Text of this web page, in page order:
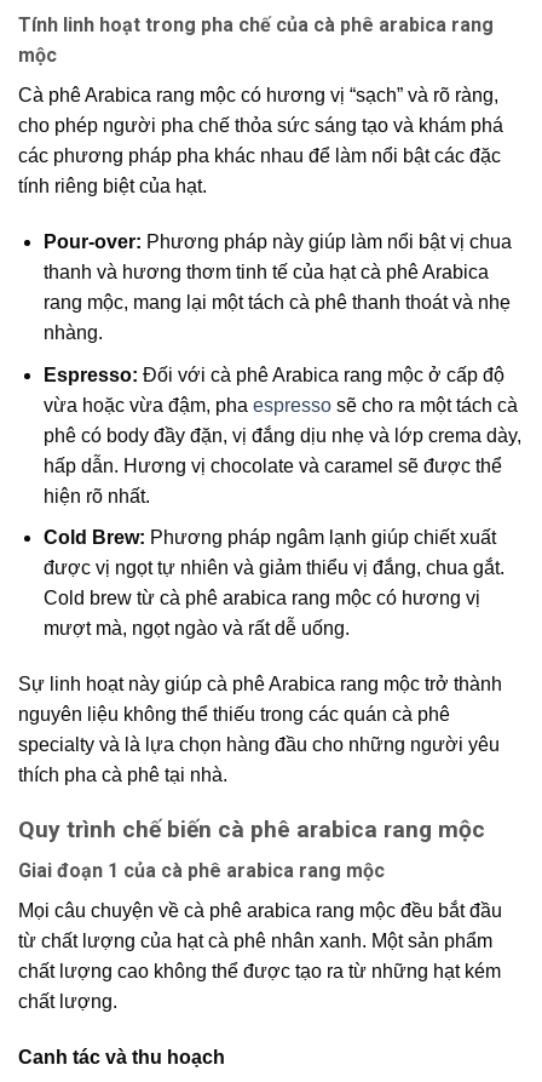
Tính linh hoạt trong pha chế của cà phê arabica rang
mộc
Cà phê Arabica rang mộc có hương vị “sạch” và rõ ràng,
cho phép người pha chế thỏa sức sáng tạo và khám phá
các phương pháp pha khác nhau để làm nổi bật các đặc
tính riêng biệt của hạt.
Pour-over: Phương pháp này giúp làm nổi bật vị chua
thanh và hương thơm tinh tế của hạt cà phêArabica
rang mộc, mang lại một tách cà phê thanh thoát và nhẹ
nhàng.
Espresso: Đối với cà phê Arabica rang mộcở cấp độ
vừa hoặc vừa đậm, pha espressosẽ cho ra một tách cà
phê có body đầy đặn, vị đắng dịu nhẹ và lớp crema dày,
hấp dẫn. Hương vị chocolate và caramel sẽ được thể
hiện rõ nhất.
Cold Brew: Phương pháp ngâm lạnh giúp chiết xuất
được vị ngọt tự nhiên và giảm thiểu vị đắng, chua gắt.
Cold brew từ cà phê arabica rang mộccó hương vị
mượt mà, ngọt ngào và rất dễ uống.
Sự linh hoạt này giúp cà phê Arabica rang mộc trở thành
nguyên liệu không thể thiếu trong các quán cà phê
specialty và là lựa chọn hàng đầu cho những người yêu
thích pha cà phê tại nhà.
Quy trình chế biến cà phê arabica rang mộc
Giai đoạn 1 của cà phê arabica rang mộc
Mọi câu chuyện về cà phê arabica rang mộc đều bắt đầu
từ chất lượng của hạt cà phê nhân xanh. Một sản phẩm
chất lượng cao không thể được tạo ra từ những hạt kém
chất lượng.
Canh tác và thu hoạch